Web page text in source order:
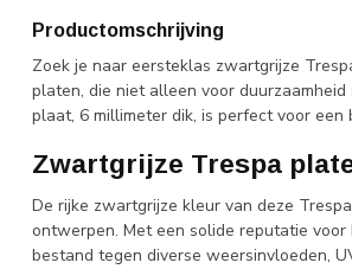
Productomschrijving
Zoek je naar eersteklas zwartgrijze
platen, die niet alleen voor
plaat, 6 millimeter dik, is perfect voor
Zwartgrijze Trespa
De rijke zwartgrijze kleur van deze
ontwerpen. Met een solide reputatie
bestand tegen diverse weersinvloeden,